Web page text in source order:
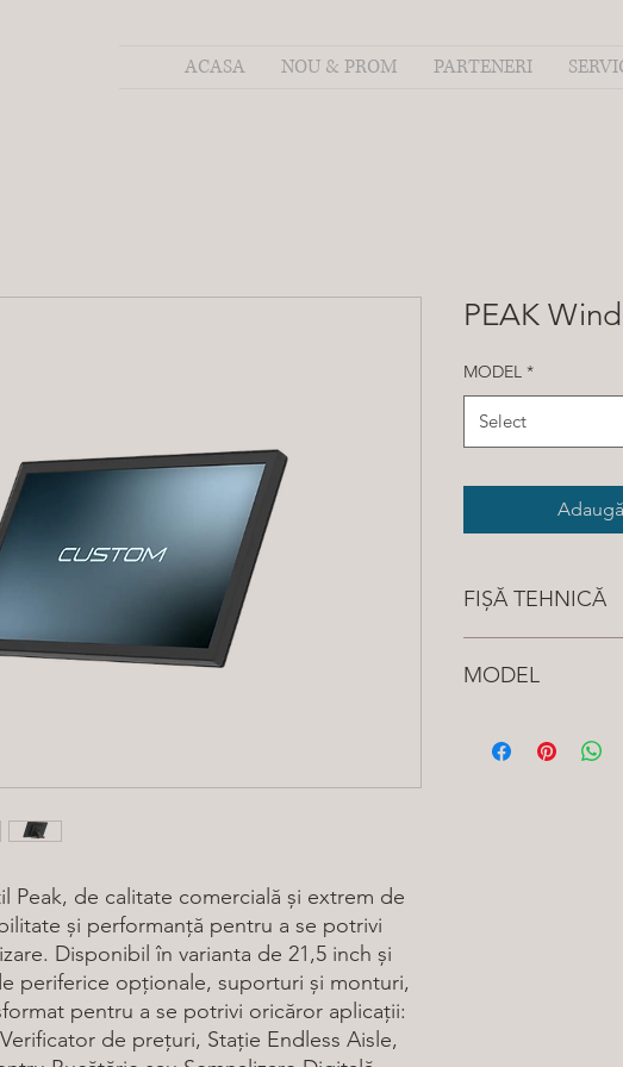
ACASA NOU & PROM PARTENERI
Peak, de calitate comercială și extrem de
și performanță pentru a se potrivi
Disponibil în varianta de 21,5 inch și
periferice opționale, suporturi și monturi,
pentru a se potrivi oricăror aplicații:
de prețuri, Stație Endless Aisle,
PEAK
MODEL *
Select
FIȘĂ TEHNICĂ
MODEL
8GB RAM 128GB